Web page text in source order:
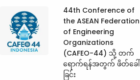
44th Conference of
the ASEAN Federation
of Engineering
Organizations
(CAFEO-44) သို့ တက်
ရောက်ရန်အတွက် ဖိတ်ခေါ်
ခြင်း